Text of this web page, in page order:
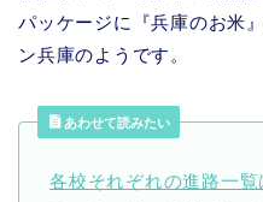
パッケージに『兵庫のお米
ン兵庫のようです。
あわせて読みたい
各校それぞれの進路一覧